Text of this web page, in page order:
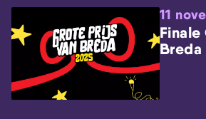
11
Breda